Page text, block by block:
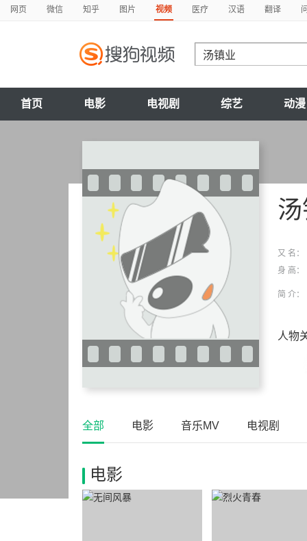
网页 微信 知乎 图片 视频 医疗 汉语 翻译
首页 电影 电视剧 综艺 动漫
又 名：
身 高：
简 介：
人物
全部 电影 音乐MV 电视剧
电影